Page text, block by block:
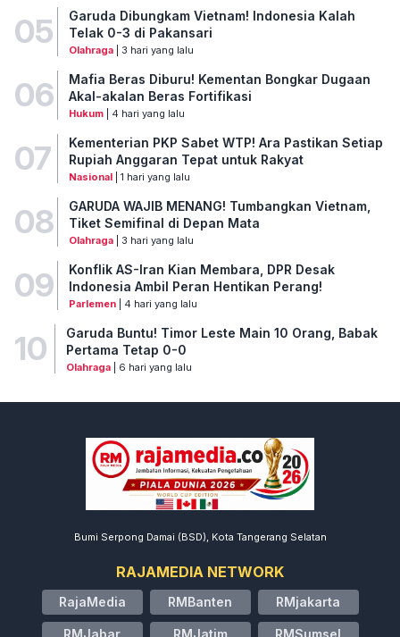
05
Garuda Dibungkam Vietnam! Indonesia Kalah
Telak 0-3 di Pakansari
Olahraga| 3 hari yang lalu
06
Mafia Beras Diburu! Kementan Bongkar Dugaan
Akal-akalan Beras Fortifikasi
Hukum| 4 hari yang lalu
07
Kementerian PKP Sabet WTP! Ara Pastikan Setiap
Rupiah Anggaran Tepat untuk Rakyat
Nasional| 1 hari yang lalu
08
GARUDA WAJIB MENANG! Tumbangkan Vietnam,
Tiket Semifinal di Depan Mata
Olahraga| 3 hari yang lalu
09
Konflik AS-Iran Kian Membara, DPR Desak
Indonesia Ambil Peran Hentikan Perang!
Parlemen| 4 hari yang lalu
10
Garuda Buntu! Timor Leste Main 10 Orang, Babak
Pertama Tetap 0-0
Olahraga| 6 hari yang lalu
Bumi Serpong Damai (BSD), Kota Tangerang Selatan
RAJAMEDIA NETWORK
RajaMedia RMBanten RMjakarta
RMJabar RMJatim RMSumsel